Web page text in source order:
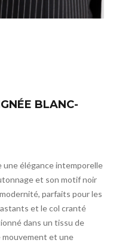
BLANC-
une élégance intemporelle
et son motif noir
parfaits pour les
et le col cranté
dans un tissu de
et une